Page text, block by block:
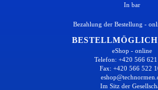
In bar
Bezahlung der Bestellung -
eShop - online
Telefon: +420 566
Fax: +420 566 522
Im Sitz der